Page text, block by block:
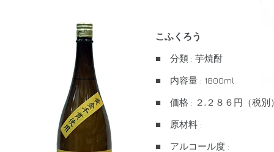
こふくろう
■ 分類 : 芋焼酎
■ 内容量 : 1800ml
■ 価格 : ２,２８６円（税別
■ 原材料 :
■ アルコール度 :